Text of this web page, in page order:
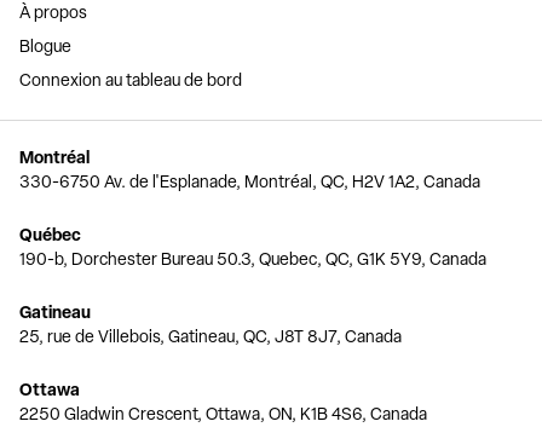
À propos
Blogue
Connexion au tableau de bord
Montréal
330-6750 Av. de l'Esplanade, Montréal, QC, H2V 1A2, Canada
Québec
190-b, Dorchester Bureau 50.3, Quebec, QC, G1K 5Y9, Canada
Gatineau
25, rue de Villebois, Gatineau, QC, J8T 8J7, Canada
Ottawa
2250 Gladwin Crescent, Ottawa, ON, K1B 4S6, Canada